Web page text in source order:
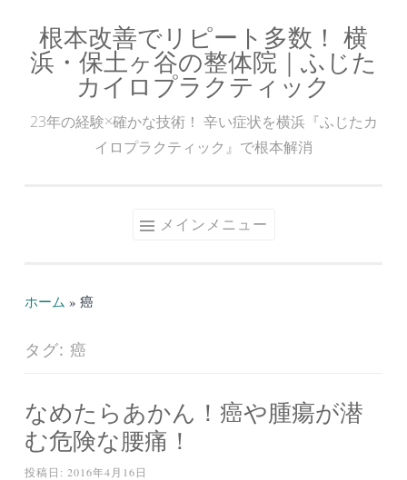
ン
根本改善でリピート多数！ 横
浜・保土ヶ谷の整体院｜ふじた
カイロプラクティック
23年の経験×確かな技術！ 辛い症状を横浜『ふじたカ
イロプラクティック』で根本解消
メインメニュー
ホーム » 癌
タグ: 癌
なめたらあかん！癌や腫瘍が潜
む危険な腰痛！
投稿日: 2016年4月16日